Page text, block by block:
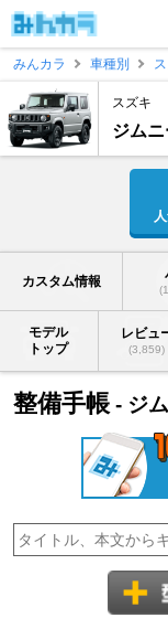
みんカラ
車種別
スズキ
ジム
カスタム情報
モデル
トップ
レビュ
(3,859)
整備手帳 - ジ